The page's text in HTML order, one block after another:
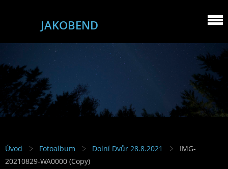
JAKOBEND
Úvod Fotoalbum Dolní Dvůr 28.8.2021
IMG-
20210829-WA0000 (Copy)